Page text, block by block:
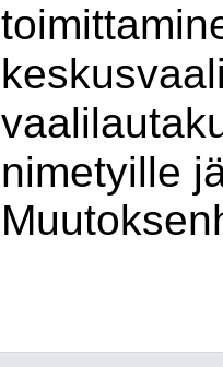
nimetyille